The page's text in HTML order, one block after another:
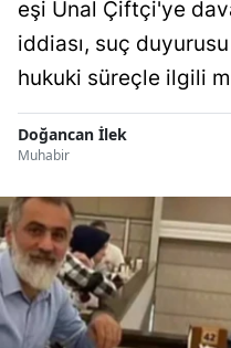
eşi Ünal Çiftçi'ye
iddiası, suç
hukuki süreçle ilgili
Doğancan İlek
Muhabir